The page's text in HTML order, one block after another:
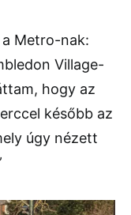
Metro-nak:
Village-
hogy az
később az
úgy nézett